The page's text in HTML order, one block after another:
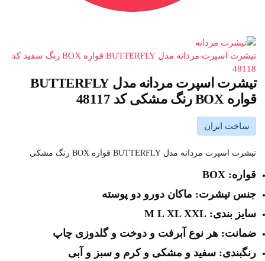
تیشرت اسپرت مردانه مدل BUTTERFLY قواره BOX رنگ سفید کد
48118
تیشرت اسپرت مردانه مدل BUTTERFLY
قواره BOX رنگ مشکی کد 48117
ساخت ایران
تیشرت اسپرت مردانه مدل BUTTERFLY قواره BOX رنگ مشکی
قواره: BOX
جنس تیشرت: ماکان دورو دو پوسته
سایز بندی: M L XL XXL
ضمانت: هر نوع آبرفت و دوخت و گلدوزی چاپ
رنگبندی: سفید و مشکی و کرم و سبز و آبی